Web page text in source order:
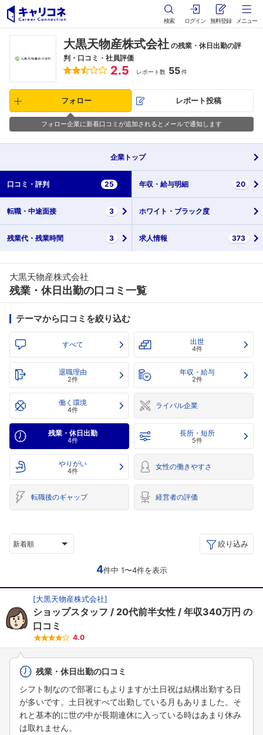
検索 ログイン 無料登録 メニュー
大黒天物産株式会社 の残業・休日出勤の評
判・口コミ・社員評価
2.5 レポート数 55件
フォロー レポート投稿
フォロー企業に新着口コミが追加されるとメールで通知します
企業 トップ
口コミ・ 評判 25 年収・ 給与明細 20
転職・ 中途面接 3 ホワイト・ ブラック度
残業代・ 残業時間 3 求人情報 373
大黒天物産株式会社
残業・休日出勤の口コミ一覧
テーマから口コミを絞り込む
すべて 出世
4件
退職理由
2件
年収・給与
2件
働く環境
4件 ライバル企業
残業・休日出勤
4件
長所・短所
5件
やりがい
4件 女性の働きやすさ
転職後のギャップ 経営者の評価
新着順 絞り込み
4件中 1〜4件を表示
[大黒天物産株式会社]
ショップスタッフ 20代前半女性 年収340万円 の
口コミ
4.0
残業・休日出勤の口コミ
シフト制なので部署にもよりますが土日祝は結構出勤する日
が多いです。土日祝すべて出勤している月もありました。そ
れと基本的に世の中が長期連休に入っている時はあまり休み
は取れません。